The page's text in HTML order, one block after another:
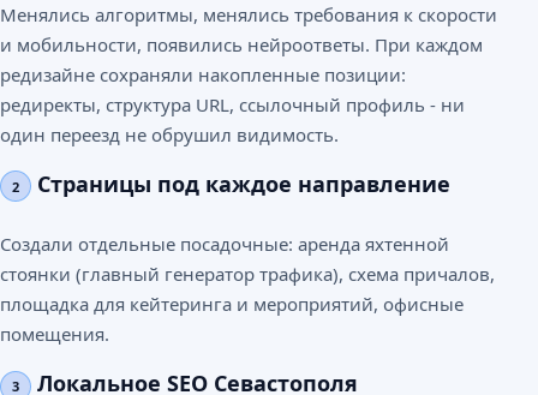
Менялись алгоритмы, менялись требования к скорости
и мобильности, появились нейроответы. При каждом
редизайне сохраняли накопленные позиции:
редиректы, структура URL, ссылочный профиль - ни
один переезд не обрушил видимость.
2 Страницы под каждое направление
Создали отдельные посадочные: аренда яхтенной
стоянки (главный генератор трафика), схема причалов,
площадка для кейтеринга и мероприятий, офисные
помещения.
3 Локальное SEO Севастополя